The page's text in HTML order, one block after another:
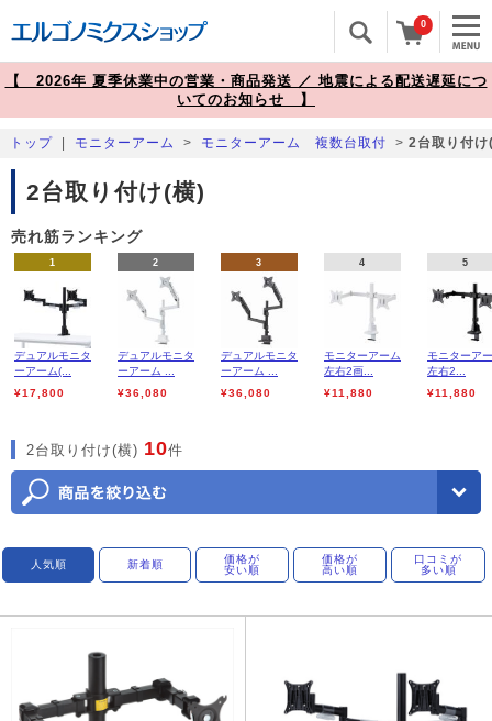
0
【 2026年 夏季休業中の営業・商品発送 ／ 地震による配送遅延につ
いてのお知らせ 】
トップ モニターアーム > モニターアーム 複数台取付 > 2台取り付
2台取り付け(横)
売れ筋ランキング
1
デュアルモニタ
ーアーム(...
¥17,800
2
デュアルモニタ
ーアーム ...
¥36,080
3
デュアルモニタ
ーアーム ...
¥36,080
4
モニターアーム
左右2画...
¥11,880
5
モニターア
左右2...
¥11,880
2台取り付け(横) 10件
人気順 新着順
価格が
安い順
価格が
高い順
口コミが
多い順